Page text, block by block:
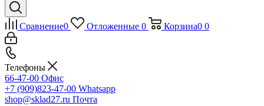
Сравнение0 Отложенные 0 Корзина0 0
Телефоны
66-47-00 Офис
+7 (909)823-47-00 Whatsapp
shop@sklad27.ru Почта